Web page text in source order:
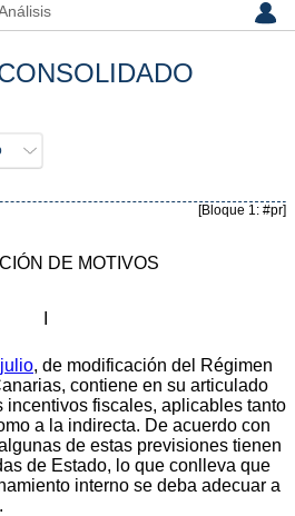
[Bloque 1: #pr]
DE MOTIVOS
, de modificación del Régimen
contiene en su articulado
incentivos fiscales, aplicables tanto
a la indirecta. De acuerdo con
de estas previsiones tienen
de Estado, lo que conlleva que
interno se deba adecuar a